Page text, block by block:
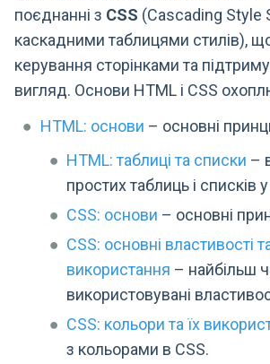
поєднанні з CSS (Cascading Style
каскадними таблицями стилів),
керування сторінками та
вигляд. Основи HTML і CSS
HTML: основи – основні
HTML: таблиці та списки –
простих таблиць і списків
CSS: основи – основні
CSS: основні властивості
використання – найбільш
використовувані
CSS: кольори та їх
з кольорами в CSS.